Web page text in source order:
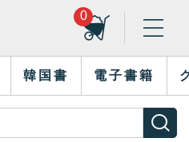
0
韓国書 電子書籍